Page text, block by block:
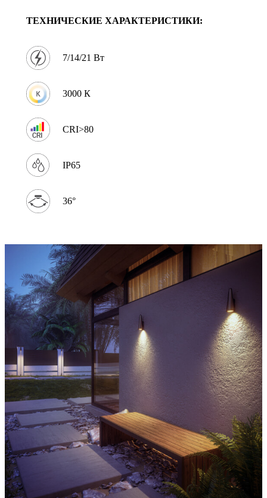
ТЕХНИЧЕСКИЕ ХАРАКТЕРИСТИКИ:
7/14/21 Вт
3000 К
CRI>80
IP65
36°